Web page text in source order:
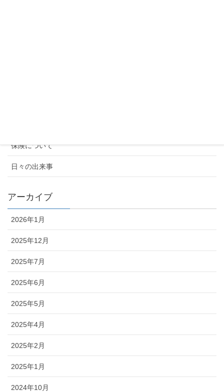
保険について
日々の出来事
アーカイブ
2026年1月
2025年12月
2025年7月
2025年6月
2025年5月
2025年4月
2025年2月
2025年1月
2024年10月